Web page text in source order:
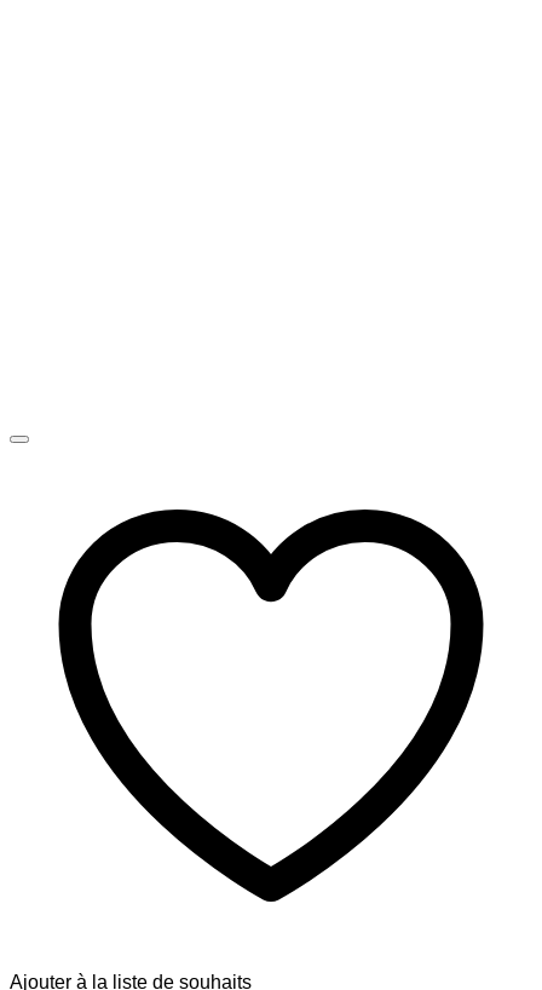
Ajouter à la liste de souhaits